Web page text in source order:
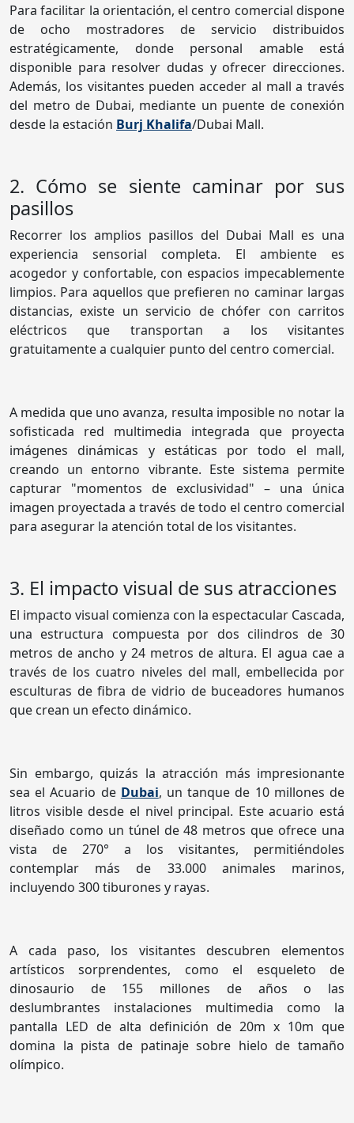
Para facilitar la orientación, el centro comercial dispone
de ocho mostradores de servicio distribuidos
estratégicamente, donde personal amable está
disponible para resolver dudas y ofrecer direcciones.
Además, los visitantes pueden acceder al mall a través
del metro de Dubai, mediante un puente de conexión
desde la estación Burj Khalifa/Dubai Mall.
2. Cómo se siente caminar por sus
pasillos
Recorrer los amplios pasillos del Dubai Mall es una
experiencia sensorial completa. El ambiente es
acogedor y confortable, con espacios impecablemente
limpios. Para aquellos que prefieren no caminar largas
distancias, existe un servicio de chófer con carritos
eléctricos que transportan a los visitantes
gratuitamente a cualquier punto del centro comercial.
A medida que uno avanza, resulta imposible no notar la
sofisticada red multimedia integrada que proyecta
imágenes dinámicas y estáticas por todo el mall,
creando un entorno vibrante. Este sistema permite
capturar "momentos de exclusividad" – una única
imagen proyectada a través de todo el centro comercial
para asegurar la atención total de los visitantes.
3. El impacto visual de sus atracciones
El impacto visual comienza con la espectacular Cascada,
una estructura compuesta por dos cilindros de 30
metros de ancho y 24 metros de altura. El agua cae a
través de los cuatro niveles del mall, embellecida por
esculturas de fibra de vidrio de buceadores humanos
que crean un efecto dinámico.
Sin embargo, quizás la atracción más impresionante
sea el Acuario de Dubai, un tanque de 10 millones de
litros visible desde el nivel principal. Este acuario está
diseñado como un túnel de 48 metros que ofrece una
vista de 270° a los visitantes, permitiéndoles
contemplar más de 33.000 animales marinos,
incluyendo 300 tiburones y rayas.
A cada paso, los visitantes descubren elementos
artísticos sorprendentes, como el esqueleto de
dinosaurio de 155 millones de años o las
deslumbrantes instalaciones multimedia como la
pantalla LED de alta definición de 20m x 10m que
domina la pista de patinaje sobre hielo de tamaño
olímpico.